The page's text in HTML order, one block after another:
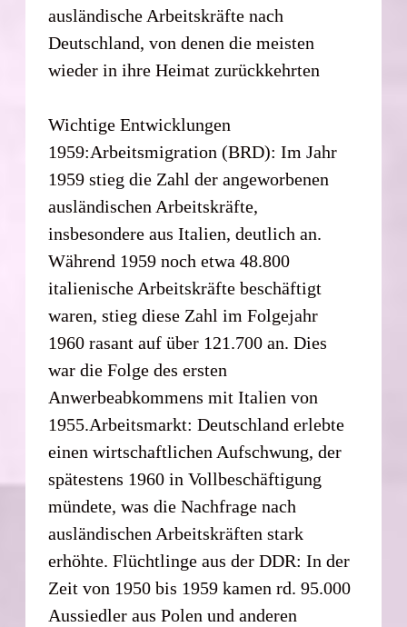
ausländische Arbeitskräfte nach
Deutschland, von denen die meisten
wieder in ihre Heimat zurückkehrten
Wichtige Entwicklungen
1959:Arbeitsmigration (BRD): Im Jahr
1959 stieg die Zahl der angeworbenen
ausländischen Arbeitskräfte,
insbesondere aus Italien, deutlich an.
Während 1959 noch etwa 48.800
italienische Arbeitskräfte beschäftigt
waren, stieg diese Zahl im Folgejahr
1960 rasant auf über 121.700 an. Dies
war die Folge des ersten
Anwerbeabkommens mit Italien von
1955.Arbeitsmarkt: Deutschland erlebte
einen wirtschaftlichen Aufschwung, der
spätestens 1960 in Vollbeschäftigung
mündete, was die Nachfrage nach
ausländischen Arbeitskräften stark
erhöhte. Flüchtlinge aus der DDR: In der
Zeit von 1950 bis 1959 kamen rd. 95.000
Aussiedler aus Polen und anderen